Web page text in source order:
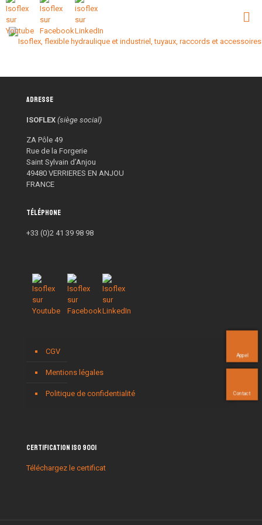
Adresse
ISOFLEX (siège social)
ZA Pôle 49
Rue de la Forgerie
Saint Sylvain d’Anjou
49480 VERRIERES EN ANJOU
FRANCE
Téléphone
+33 (0)2 41 39 98 98
CGV
Mentions légales
Politique de confidentialité
Certification ISO 9001
Téléchargez le certificat
Appel
Contact